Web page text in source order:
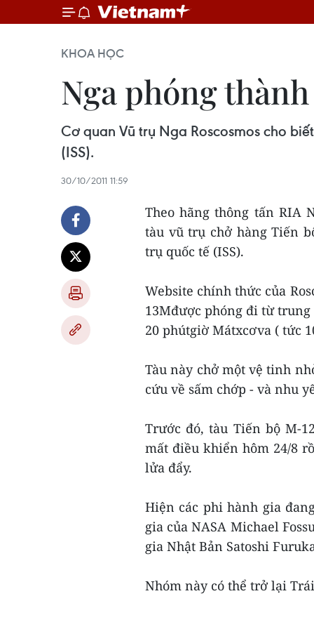
KHOA HỌC
Nga phóng
Cơ quan Vũ trụ Nga Roscosmos cho
(ISS).
30/10/2011 11:59
Theo hãng thông tấn RIA
tàu vũ trụ chở hàng Tiến
trụ quốc tế (ISS).
Website chính thức của
13Mđược phóng đi từ
20 phútgiờ Mátxcơva ( tức
Tàu này chở một vệ tinh
cứu về sấm chớp - và nhu
Trước đó, tàu Tiến bộ M-
mất điều khiển hôm 24/8
lửa đẩy.
Hiện các phi hành gia
gia của NASA Michael
gia Nhật Bản Satoshi
Nhóm này có thể trở lại